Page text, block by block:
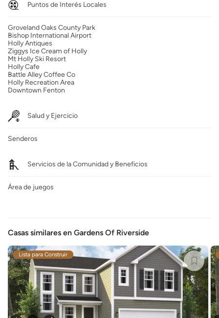
Puntos de Interés Locales
Groveland Oaks County Park
Bishop International Airport
Holly Antiques
Ziggys Ice Cream of Holly
Mt Holly Ski Resort
Holly Cafe
Battle Alley Coffee Co
Holly Recreation Area
Downtown Fenton
Salud y Ejercicio
Senderos
Servicios de la Comunidad y Beneficios
Área de juegos
Casas similares en Gardens Of Riverside
Lista para Construir